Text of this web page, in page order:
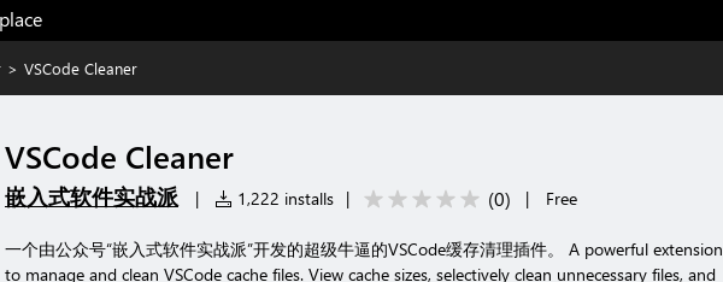
> VSCode Cleaner
VSCode Cleaner
嵌入式软件实战派 | 1,222 installs | (0) | Free
一个由公众号“嵌入式软件实战派”开发的超级牛逼的VSCode缓存清理插件。 A powerful extension
to manage and clean VSCode cache files. View cache sizes, selectively clean unnecessary files, and